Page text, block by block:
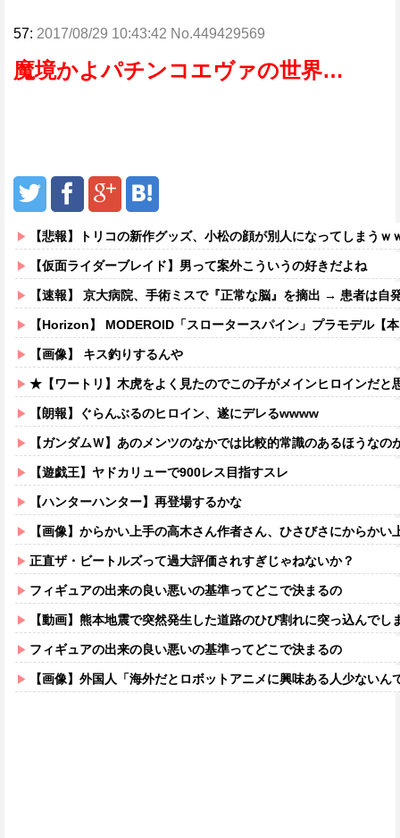
57: 2017/08/29 10:43:42 No.449429569
魔境かよパチンコエヴァの世界…
【悲報】トリコの新作グッズ、小松の顔が別人になってしまうｗ
【仮面ライダーブレイド】男って案外こういうの好きだよね
【速報】 京大病院、手術ミスで『正常な脳』を摘出 → 患者は自
【Horizon】 MODEROID「スロータースパイン」プラモデル【
【画像】 キス釣りするんや
★【ワートリ】木虎をよく見たのでこの子がメインヒロインだと思ってたら、
【朗報】ぐらんぶるのヒロイン、遂にデレるwwww
【ガンダムＷ】あのメンツのなかでは比較的常識のあるほうなの
【遊戯王】ヤドカリューで900レス目指すスレ
【ハンターハンター】再登場するかな
【画像】からかい上手の高木さん作者さん、ひさびさにからかい上手の高木
正直ザ・ビートルズって過大評価されすぎじゃねないか？
フィギュアの出来の良い悪いの基準ってどこで決まるの
【動画】熊本地震で突然発生した道路のひび割れに突っ込んでし
フィギュアの出来の良い悪いの基準ってどこで決まるの
【画像】外国人「海外だとロボットアニメに興味ある人少ないん